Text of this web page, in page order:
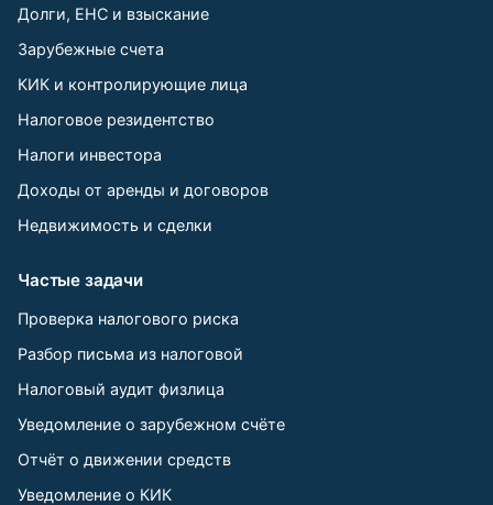
Долги, ЕНС и взыскание
Зарубежные счета
КИК и контролирующие лица
Налоговое резидентство
Налоги инвестора
Доходы от аренды и договоров
Недвижимость и сделки
Частые задачи
Проверка налогового риска
Разбор письма из налоговой
Налоговый аудит физлица
Уведомление о зарубежном счёте
Отчёт о движении средств
Уведомление о КИК